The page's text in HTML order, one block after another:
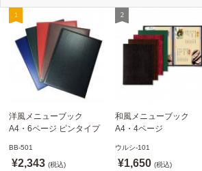
洋風メニューブック
A4・6ページ ピンタイプ
ニュー えいむ(Aim)【当日
発送可】
BB-501
¥2,343 (税込)
和風メニューブック
A4・4ページ
ウルシ-101 シンビ
(SHIMBI)【当日発送可】
ウルシ-101
¥1,650 (税込)